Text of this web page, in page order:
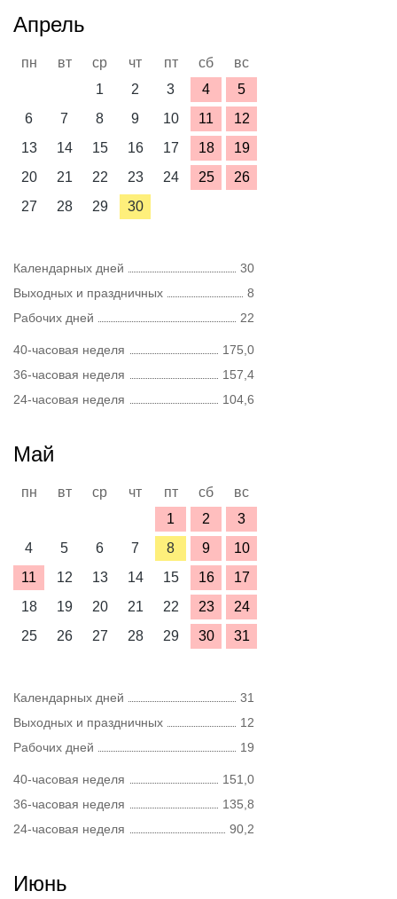
Апрель
пн вт ср чт пт сб
вс
1
2 3 4
5
6
7 8 9 10 11
12
13
14 15 16 17 18
19
20
21 22 23 24 25
26
27
28 29 30
Календарных дней
30
Выходных и праздничных
8
Рабочих дней
22
40-часовая неделя
175,0
36-часовая неделя
157,4
24-часовая неделя
104,6
Май
пн вт ср чт пт сб
вс
1
2
3
4
5 6 7 8 9
10
11
12 13 14 15 16
17
18
19 20 21 22 23
24
25
26 27 28 29 30 31
Календарных дней
31
Выходных и праздничных
12
Рабочих дней
19
40-часовая неделя
151,0
36-часовая неделя
135,8
24-часовая неделя
90,2
Июнь